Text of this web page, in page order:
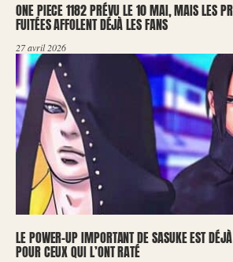
ONE PIECE 1182 PRÉVU LE 10 MAI, MAIS LES
FUITÉES AFFOLENT DÉJÀ LES FANS
27 avril 2026
LE POWER-UP IMPORTANT DE SASUKE EST
POUR CEUX QUI L’ONT RATÉ